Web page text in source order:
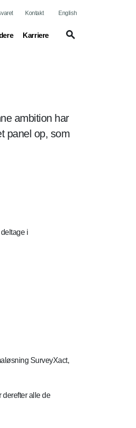
Kontakt English
Karriere
(current)
ambition har
panel op, som
i
SurveyXact,
derefter alle de